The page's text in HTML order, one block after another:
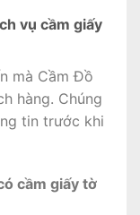
vụ cầm giấy
mà Cầm Đồ
hàng. Chúng
tin trước khi
cầm giấy tờ